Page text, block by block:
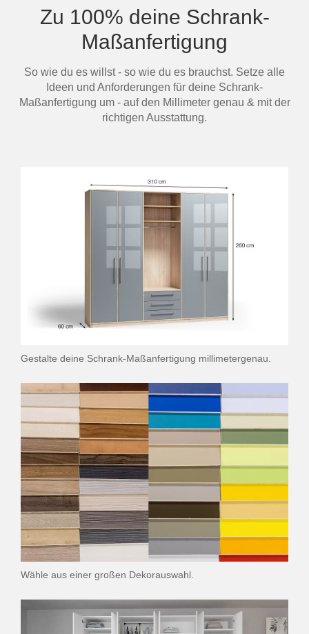
Zu 100% deine Schrank-
Maßanfertigung
So wie du es willst - so wie du es brauchst. Setze alle
Ideen und Anforderungen für deine Schrank-
Maßanfertigung um - auf den Millimeter genau & mit der
richtigen Ausstattung.
Gestalte deine Schrank-Maßanfertigung millimetergenau.
Wähle aus einer großen Dekorauswahl.